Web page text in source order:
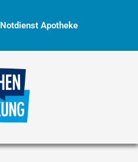
Notdienst Apotheke